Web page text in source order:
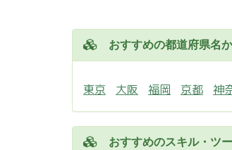
おすすめの都道府県名
東京 大阪 福岡 京都 神
おすすめのスキル・ツ